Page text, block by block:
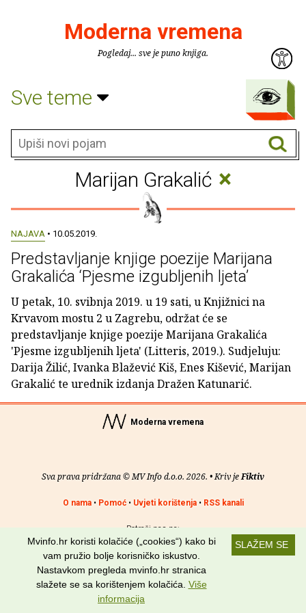
Moderna vremena
Pogledaj... sve je puno knjiga.
Sve teme
Marijan Grakalić ×
NAJAVA • 10.05.2019.
Predstavljanje knjige poezije Marijana
Grakalića ‘Pjesme izgubljenih ljeta’
U petak, 10. svibnja 2019. u 19 sati, u Knjižnici na
Krvavom mostu 2 u Zagrebu, održat će se
predstavljanje knjige poezije Marijana Grakalića
'Pjesme izgubljenih ljeta' (Litteris, 2019.). Sudjeluju:
Darija Žilić, Ivanka Blažević Kiš, Enes Kišević, Marijan
Grakalić te urednik izdanja Dražen Katunarić.
Moderna vremena
Sva prava pridržana © MV Info d.o.o. 2026. • Kriv jeFiktiv
O nama• Pomoć• Uvjeti korištenja• RSS kanali
Potraži nas na:
SLAŽEM SE
Mvinfo.hr koristi kolačiće („cookies“) kako bi
vam pružio bolje korisničko iskustvo.
Nastavkom pregleda mvinfo.hr stranica
slažete se sa korištenjem kolačića. Više
informacija